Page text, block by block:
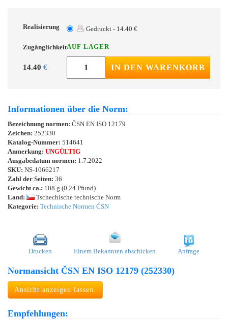
Realisierung Gedruckt - 14.40 €
ZugänglichkeitAUF LAGER
14.40 € IN DEN WARENKORB
Informationen über die Norm:
Bezeichnung normen: ČSN EN ISO 12179
Zeichen: 252330
Katalog-Nummer: 514641
Anmerkung: UNGÜLTIG
Ausgabedatum normen: 1.7.2022
SKU: NS-1066217
Zahl der Seiten: 36
Gewicht ca.: 108 g (0.24 Pfund)
Land:
Tschechische technische Norm
Kategorie: Technische Normen ČSN
Drucken Einem Bekannten abschicken Anfrage
Normansicht ČSN EN ISO 12179 (252330)
Ansicht anzeigen lassen.
Empfehlungen: